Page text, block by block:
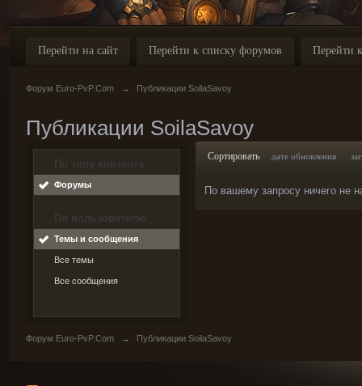
Перейти на сайт Перейти к списку форумов Перейти
Форум Euro-PvP.Com → Публикации SoilaSavoy
Публикации SoilaSavoy
По типу контента
Форумы
По пользователю
Темы и сообщения
Все темы
Все сообщения
Сортировать дате обновления
По вашему запросу ничего не
Форум Euro-PvP.Com → Публикации SoilaSavoy